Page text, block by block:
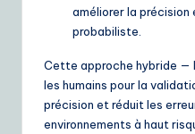
améliorer la
probabiliste.
Cette approche hybride —
les humains pour la
précision et réduit les
environnements à haut